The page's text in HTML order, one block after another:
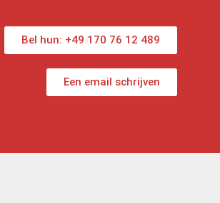
Bel hun: +49 170 76 12 489
Een email schrijven